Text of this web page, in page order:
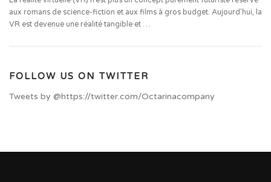
aux romans de science-fiction et aux films à gros budget. Aujourd’hui, la
VR est devenue une réalité tangible et …
FOLLOW US ON TWITTER
Tweets by @https://twitter.com/Octarinacompany